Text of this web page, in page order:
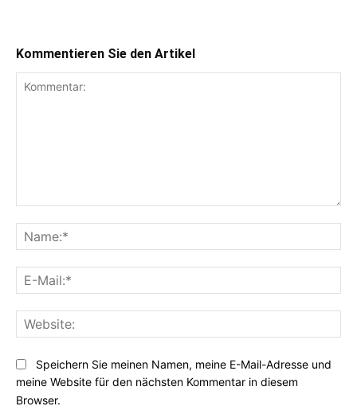
Kommentieren Sie den Artikel
Speichern Sie meinen Namen, meine E-Mail-Adresse und
meine Website für den nächsten Kommentar in diesem
Browser.